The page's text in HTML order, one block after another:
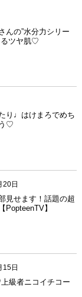
んの”水分力シリー
るツヤ肌♡
り♩はけまろでめち
♡
20日
見せます！話題の超
PopteenTV】
15日
級者ニコイチコー